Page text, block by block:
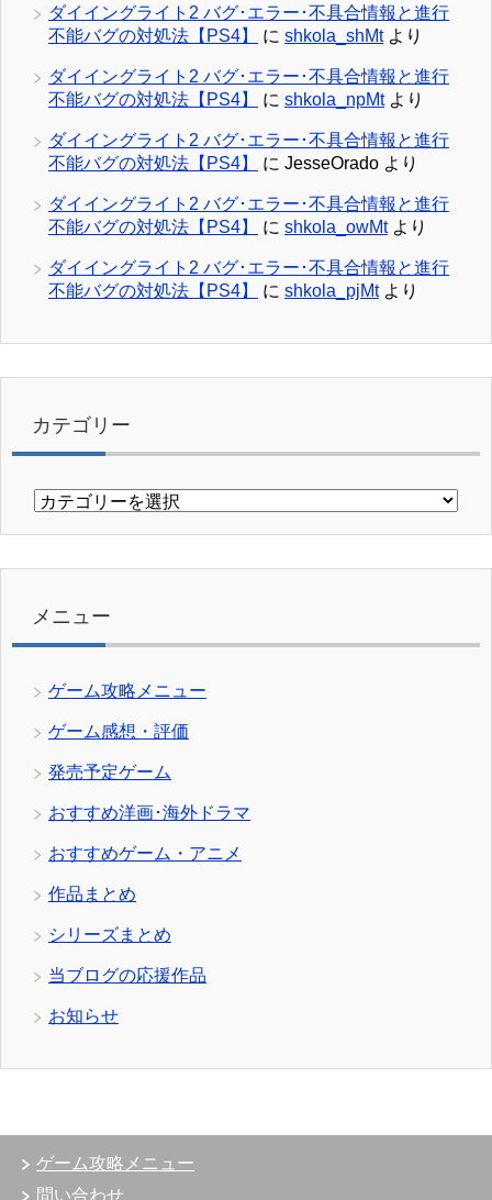
ダイイングライト2 バグ･エラー･不具合情報と進行
不能バグの対処法【PS4】
に shkola_shMtより
ダイイングライト2 バグ･エラー･不具合情報と進行
不能バグの対処法【PS4】
に shkola_npMtより
ダイイングライト2 バグ･エラー･不具合情報と進行
不能バグの対処法【PS4】
に JesseOrado より
ダイイングライト2 バグ･エラー･不具合情報と進行
不能バグの対処法【PS4】
に shkola_owMtより
ダイイングライト2 バグ･エラー･不具合情報と進行
不能バグの対処法【PS4】
に shkola_pjMtより
カテゴリー
カ
リ
メニュー
ゲーム攻略メニュー
ゲーム感想・評価
発売予定ゲーム
おすすめ洋画･海外ドラマ
おすすめゲーム・アニメ
作品まとめ
シリーズまとめ
当ブログの応援作品
お知らせ
ゲーム攻略メニュー
問い合わせ